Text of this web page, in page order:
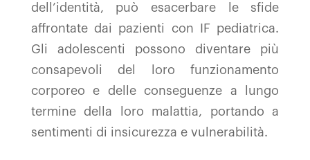
dell’identità, può esacerbare le sfide
affrontate dai pazienti con IF pediatrica.
Gli adolescenti possono diventare più
consapevoli del loro funzionamento
corporeo e delle conseguenze a lungo
termine della loro malattia, portando a
sentimenti di insicurezza e vulnerabilità.